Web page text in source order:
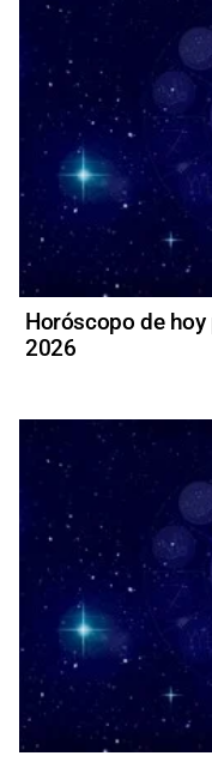
Horóscopo de
2026